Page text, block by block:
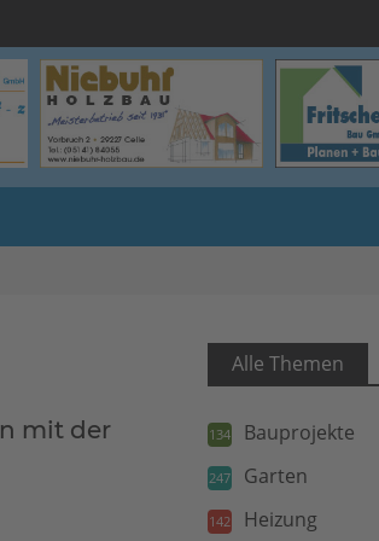
mit der
Alle Themen
134 Bauprojekte
247 Garten
142 Heizung